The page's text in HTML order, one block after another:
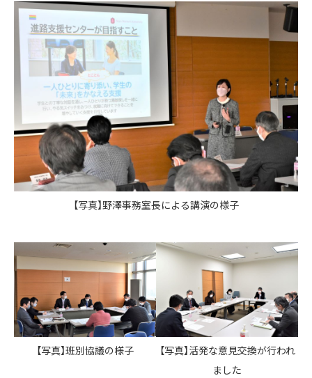
【写真】野澤事務室長による講演の様子
【写真】班別協議の様子
【写真】活発な意見交換が行われ
ました